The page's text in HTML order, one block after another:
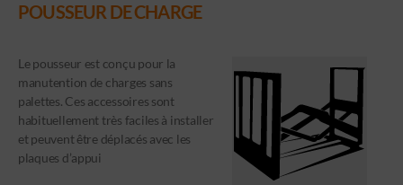
POUSSEUR DE CHARGE
Le pousseur est conçu pour la
manutention de charges sans
palettes. Ces accessoires sont
habituellement très faciles à installer
et peuvent être déplacés avec les
plaques d’appui